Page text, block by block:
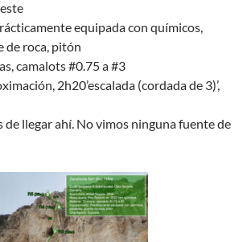
equipada con químicos,
de roca, pitón
camalots #0.75 a #3
2h20’escalada (cordada de 3)’,
de llegar ahí. No vimos ninguna fuente de